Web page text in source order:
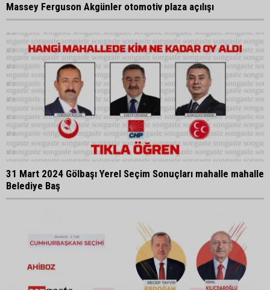
Massey Ferguson Akgünler otomotiv plaza açılışı
31 Mart 2024 Gölbaşı Yerel Seçim Sonuçları mahalle mahalle
Belediye Baş